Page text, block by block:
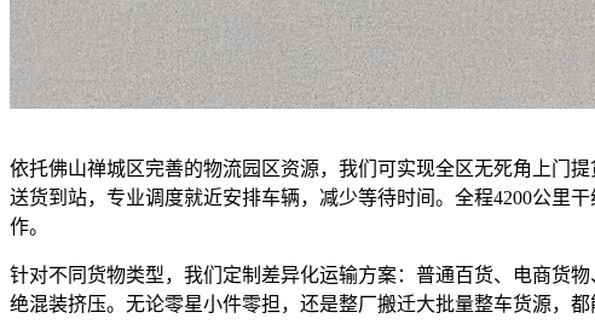
依托佛山禅城区完善的物流园区资源，我们可实现全区无死角上门
送货到站，专业调度就近安排车辆，减少等待时间。全程4200公里
作。
针对不同货物类型，我们定制差异化运输方案：普通百货、电商货
绝混装挤压。无论零星小件零担，还是整厂搬迁大批量整车货源，